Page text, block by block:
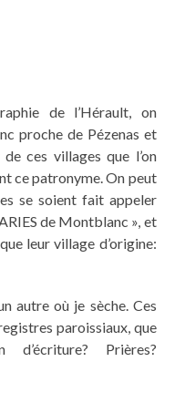
de l’Hérault, on
proche de Pézenas et
de ces villages que l’on
ce patronyme. On peut
se soient fait appeler
de Montblanc », et
leur village d’origine:
autre où je sèche. Ces
paroissiaux, que
d’écriture? Prières?